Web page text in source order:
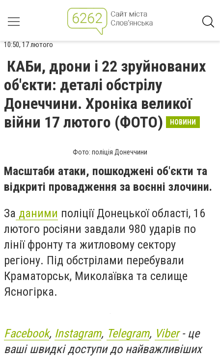
10:50, 17 лютого
КАБи, дрони і 22 зруйнованих
об'єкти: деталі обстрілу
Донеччини. Хроніка великої
війни 17 лютого (ФОТО)
НОВИНИ
Фото: поліція Донеччини
Масштаби атаки, пошкоджені об'єкти та
відкриті провадження за воєнні злочини.
За даними поліції Донецької області, 16
лютого росіяни завдали 980 ударів по
лінії фронту та житловому сектору
регіону. Під обстрілами перебували
Краматорськ, Миколаївка та селище
Ясногірка.
Facebook, Instagram, Telegram, Viber- це
ваші швидкі доступи до найважливіших